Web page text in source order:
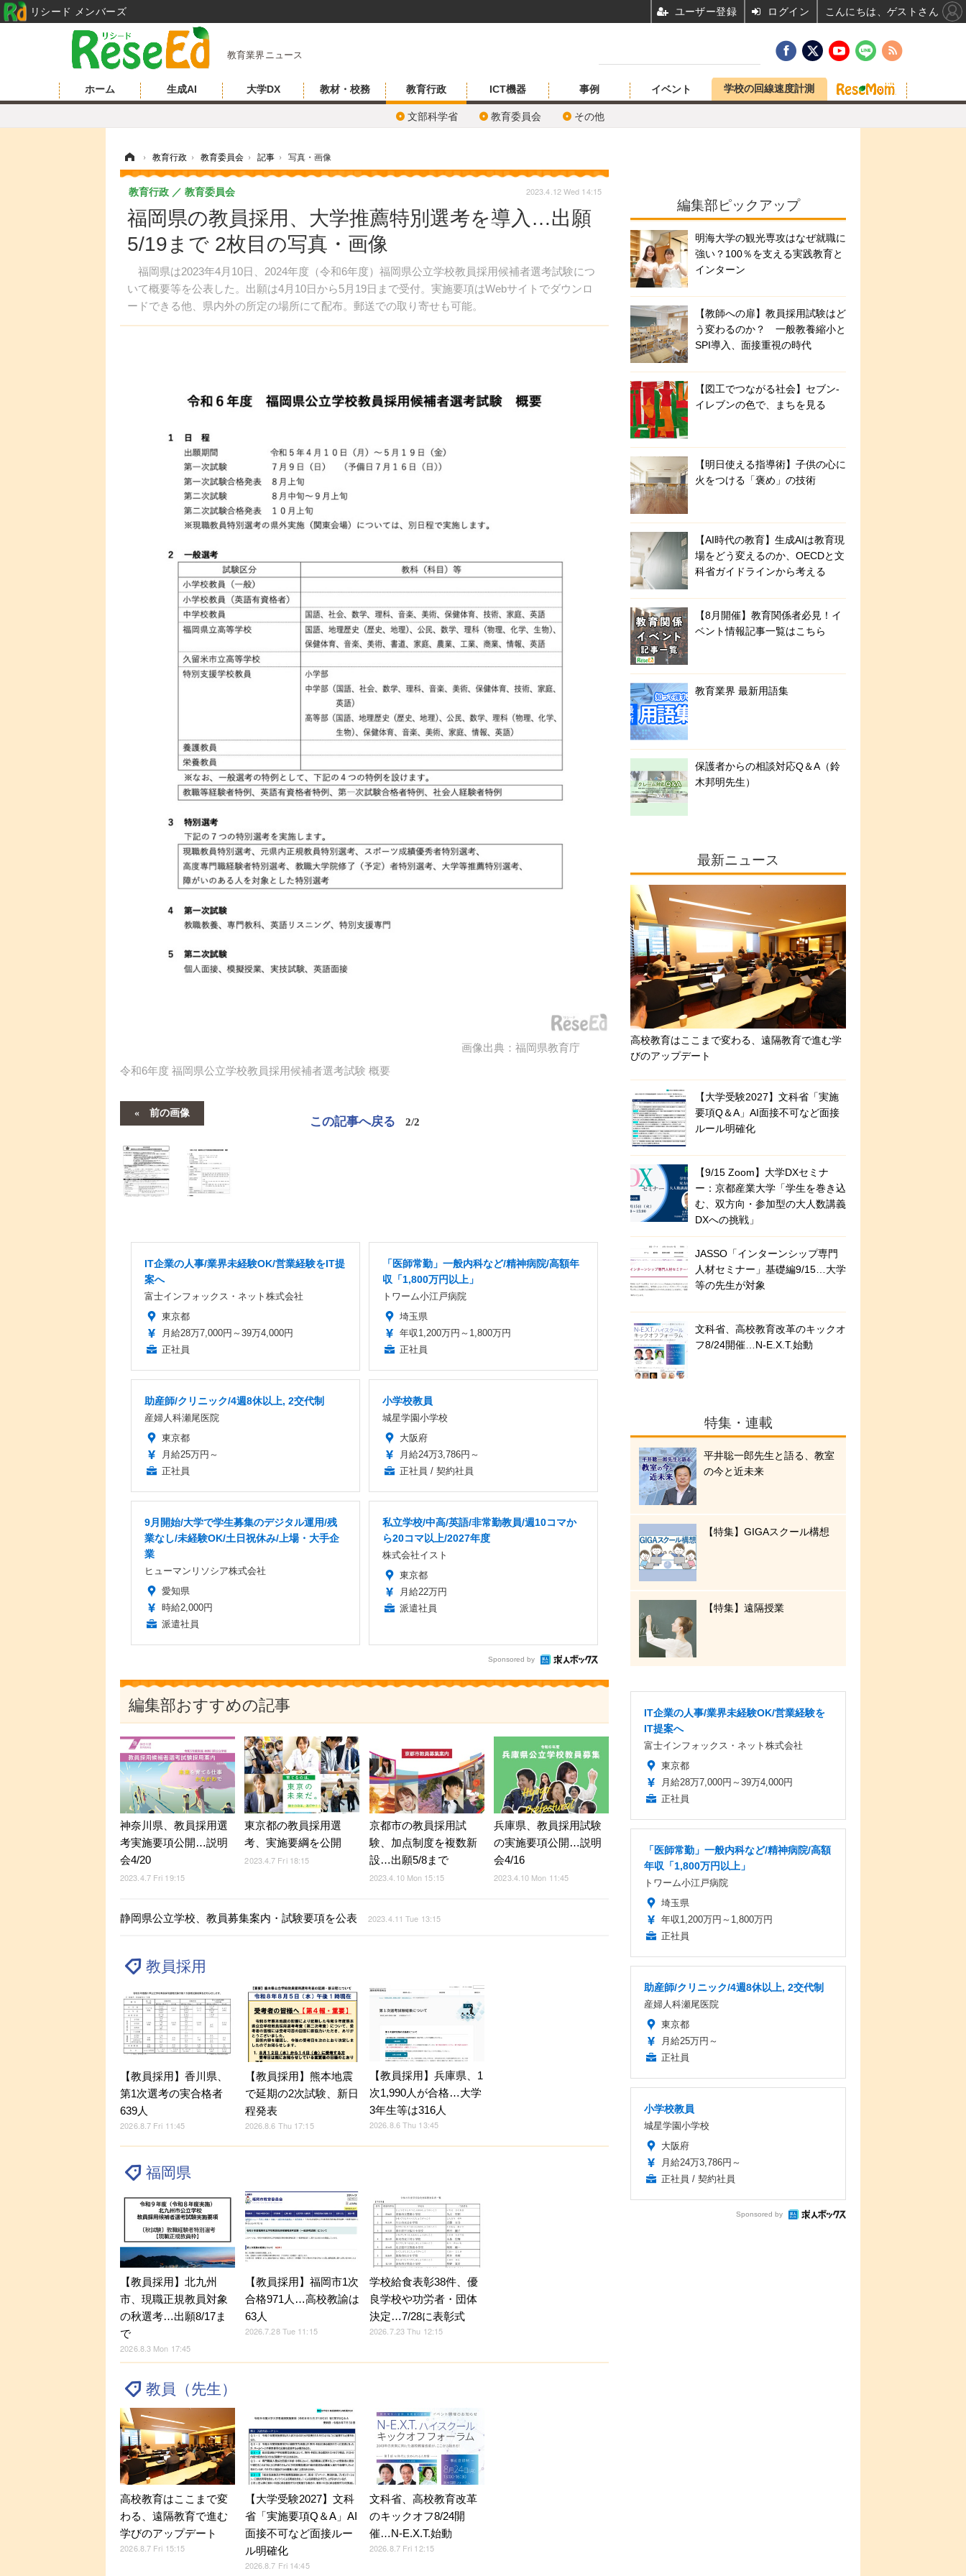
教育業界ニュース
ホーム 生成AI 大学DX 教材・校務 教育行政
文部科学省 教育委員会 その他
ICT機器 事例 イベント 学校の回線速度計測
› 教育行政 › 教育委員会 › 記事 › 写真・画像
福岡県の教員採用、大学推薦特別選考を導入…出願
5/19まで 2枚目の写真・画像
福岡県は2023年4月10日、2024年度（令和6年度）福岡県公立学校教員採用候補者選考試験につ
いて概要等を公表した。出願は4月10日から5月19日まで受付。実施要項はWebサイトでダウンロ
ードできる他、県内外の所定の場所にて配布。郵送での取り寄せも可能。
教育行政 教育委員会 2023.4.12 Wed 14:15
画像出典：福岡県教育庁
令和6年度 福岡県公立学校教員採用候補者選考試験 概要
前の画像
この記事へ戻る 2/2
IT企業の人事/業界未経験OK/営業経験をIT提
案へ
富士インフォックス・ネット株式会社
東京都
月給28万7,000円～39万4,000円
正社員
「医師常勤」一般内科など/精神病院/高額年
収「1,800万円以上」
トワーム小江戸病院
埼玉県
年収1,200万円～1,800万円
正社員
助産師/クリニック/4週8休以上, 2交代制
産婦人科瀬尾医院
東京都
月給25万円～
正社員
小学校教員
城星学園小学校
大阪府
月給24万3,786円～
正社員 / 契約社員
9月開始/大学で学生募集のデジタル運用/残
業なし/未経験OK/土日祝休み/上場・大手企
業
ヒューマンリソシア株式会社
愛知県
時給2,000円
派遣社員
私立学校/中高/英語/非常勤教員/週10コマか
ら20コマ以上/2027年度
株式会社イスト
東京都
月給22万円
派遣社員
Sponsored by
編集部おすすめの記事
神奈川県、教員採用選
考実施要項公開…説明
会4/20
2023.4.7 Fri 19:15
東京都の教員採用選
考、実施要綱を公開
2023.4.7 Fri 18:15
京都市の教員採用試
験、加点制度を複数新
設…出願5/8まで
2023.4.10 Mon 15:15
兵庫県、教員採用試験
の実施要項公開…説明
会4/16
2023.4.10 Mon 11:45
静岡県公立学校、教員募集案内・試験要項を公表 2023.4.11 Tue 13:15
教員採用
【教員採用】香川県、
第1次選考の実合格者
639人
2026.8.7 Fri 11:45
【教員採用】熊本地震
で延期の2次試験、新日
程発表
2026.8.6 Thu 17:15
【教員採用】兵庫県、1
次1,990人が合格…大学
3年生等は316人
2026.8.6 Thu 13:45
福岡県
【教員採用】北九州
市、現職正規教員対象
の秋選考…出願8/17ま
で
2026.8.3 Mon 17:45
【教員採用】福岡市1次
合格971人…高校教諭は
63人
2026.7.28 Tue 11:15
学校給食表彰38件、優
良学校や功労者・団体
決定…7/28に表彰式
2026.7.23 Thu 12:15
教員（先生）
高校教育はここまで変
わる、遠隔教育で進む
学びのアップデート
2026.8.7 Fri 15:15
【大学受験2027】文科
省「実施要項Q＆A」AI
面接不可など面接ルー
ル明確化
2026.8.7 Fri 14:45
文科省、高校教育改革
のキックオフ8/24開
催…N-E.X.T.始動
2026.8.7 Fri 12:15
編集部ピックアップ
明海大学の観光専攻はなぜ就職に
強い？100％を支える実践教育と
インターン
【教師への扉】教員採用試験はど
う変わるのか？ 一般教養縮小と
SPI導入、面接重視の時代
【図工でつながる社会】セブン‐
イレブンの色で、まちを見る
【明日使える指導術】子供の心に
火をつける「褒め」の技術
【AI時代の教育】生成AIは教育現
場をどう変えるのか、OECDと文
科省ガイドラインから考える
【8月開催】教育関係者必見！イ
ベント情報記事一覧はこちら
教育業界 最新用語集
保護者からの相談対応Q＆A（鈴
木邦明先生）
最新ニュース
高校教育はここまで変わる、遠隔教育で進む学
びのアップデート
【大学受験2027】文科省「実施
要項Q＆A」AI面接不可など面接
ルール明確化
【9/15 Zoom】大学DXセミナ
ー：京都産業大学「学生を巻き込
む、双方向・参加型の大人数講義
DXへの挑戦」
JASSO「インターンシップ専門
人材セミナー」基礎編9/15…大学
等の先生が対象
文科省、高校教育改革のキックオ
フ8/24開催…N-E.X.T.始動
特集・連載
平井聡一郎先生と語る、教室
の今と近未来
【特集】GIGAスクール構想
【特集】遠隔授業
IT企業の人事/業界未経験OK/営業経験を
IT提案へ
富士インフォックス・ネット株式会社
東京都
月給28万7,000円～39万4,000円
正社員
「医師常勤」一般内科など/精神病院/高額
年収「1,800万円以上」
トワーム小江戸病院
埼玉県
年収1,200万円～1,800万円
正社員
助産師/クリニック/4週8休以上, 2交代制
産婦人科瀬尾医院
東京都
月給25万円～
正社員
小学校教員
城星学園小学校
大阪府
月給24万3,786円～
正社員 / 契約社員
Sponsored by
リシード メンバーズ ユーザー登録 ログイン こんにちは、ゲストさん